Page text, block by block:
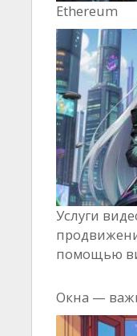
Ethereum
Услуги
помощью
Окна —